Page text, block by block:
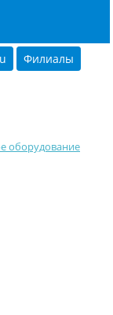
Филиалы
оборудование